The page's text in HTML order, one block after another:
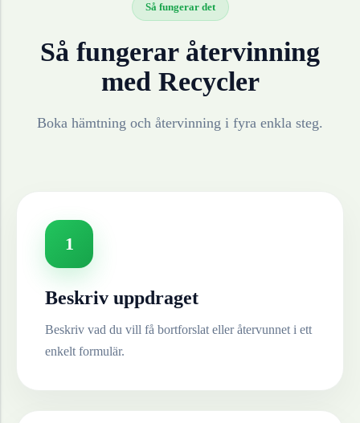
Så fungerar det
Så fungerar återvinning
med Recycler
Boka hämtning och återvinning i fyra enkla steg.
1
Beskriv uppdraget
Beskriv vad du vill få bortforslat eller återvunnet i ett
enkelt formulär.